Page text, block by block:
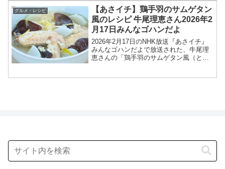
なゴハンだよは、料理研究家の菊池晋作
さんが登場！豆...
グルメ・レシピ
【あさイチ】鶏手羽のサムゲタン
風のレシピ 牛尾理恵さん2026年2
月17日みんなゴハンだよ
2026年2月17日のNHK放送『あさイチ』
みんなゴハンだよで放送された、牛尾理
恵さんの「鶏手羽のサムゲタン風（とり